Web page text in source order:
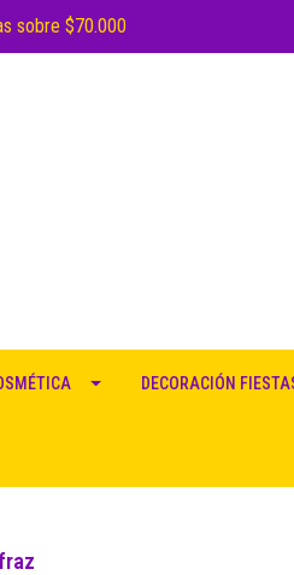
sobre $70.000
DECORACIÓN